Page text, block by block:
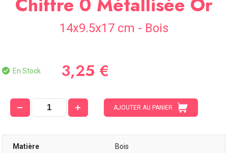
14x9.5x17 cm - Bois
En Stock 3,25 €
AJOUTER AU PANIER
Matière Bois